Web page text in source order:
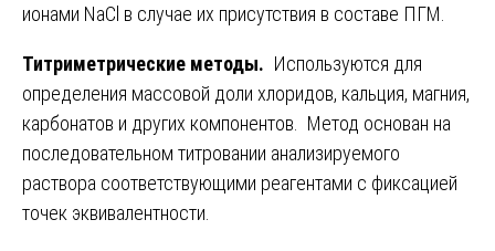
ионами NaCl в случае их присутствия в составе ПГМ.
Титриметрические методы. Используются для
определения массовой доли хлоридов, кальция, магния,
карбонатов и других компонентов. Метод основан на
последовательном титровании анализируемого
раствора соответствующими реагентами с фиксацией
точек эквивалентности.